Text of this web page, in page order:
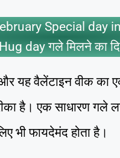
Special day
Hug day गले मिलने का
यह वैलेंटाइन वीक का
है। एक साधारण गले
भी फायदेमंद होता है।